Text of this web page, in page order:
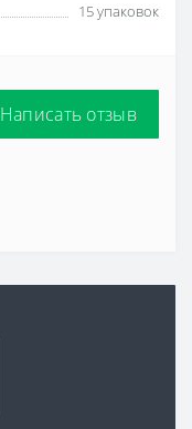
15 упаковок
Написать отзыв